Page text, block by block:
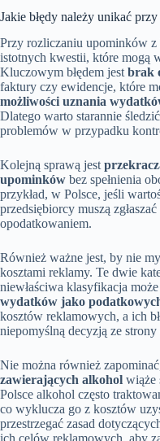
Jakie błędy należy unikać
Przy rozliczaniu upominków
istotnych kwestii, które mogą
Kluczowym błędem jest brak
faktury czy ewidencje, które
możliwości uznania
Dlatego warto starannie
problemów w przypadku
Kolejną sprawą jest
upominków bez spełnienia
przykład, w Polsce, jeśli
przedsiębiorcy muszą
opodatkowaniem.
Również ważne jest, by nie
kosztami reklamy. Te dwie
niewłaściwa klasyfikacja
wydatków jako
kosztów reklamowych, a ich
niepomyślną decyzją ze
Nie można również
zawierających alkohol wiąże
Polsce alkohol często
co wyklucza go z kosztów
przestrzegać zasad